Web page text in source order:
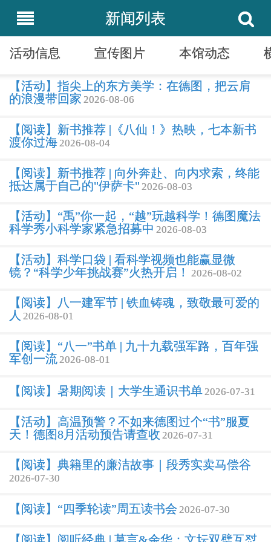
新闻列表
活动信息 宣传图片 本馆动态
【活动】指尖上的东方美学：在德图，把云肩
的浪漫带回家 2026-08-06
【阅读】新书推荐 |《八仙！》热映，七本新书
渡你过海2026-08-04
【阅读】新书推荐 | 向外奔赴、向内求索，终能
抵达属于自己的"伊萨卡" 2026-08-03
【活动】“禹”你一起，“越”玩越科学！德图魔法
科学秀小科学家紧急招募中 2026-08-03
【活动】科学口袋 | 看科学视频也能赢显微
镜？“科学少年挑战赛”火热开启！
2026-08-02
【阅读】八一建军节 | 铁血铸魂，致敬最可爱的
人 2026-08-01
【阅读】“八一”书单 | 九十九载强军路，百年强
军创一流 2026-08-01
【阅读】暑期阅读｜大学生通识书单2026-07-31
【活动】高温预警？不如来德图过个“书”服夏
天！德图8月活动预告请查收 2026-07-31
【阅读】典籍里的廉洁故事｜段秀实卖马偿谷
2026-07-30
【阅读】“四季轮读”周五读书会 2026-07-30